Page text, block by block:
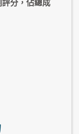
分，佔總成